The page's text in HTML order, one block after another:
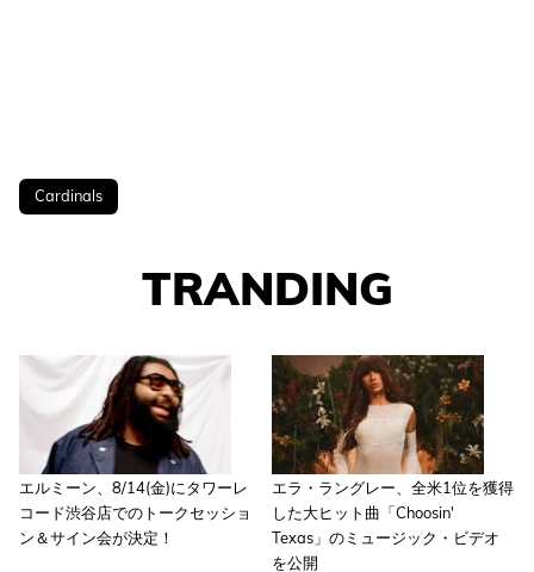
Cardinals
TRANDING
エルミーン、8/14(金)にタワーレ
コード渋谷店でのトークセッショ
ン＆サイン会が決定！
エラ・ラングレー、全米1位を獲得
した大ヒット曲「Choosin'
Texas」のミュージック・ビデオ
を公開